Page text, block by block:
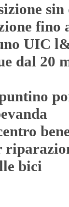
fino
UIC
dal 20
bici